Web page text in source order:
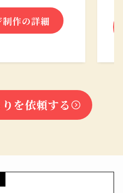
作の詳細
を依頼する